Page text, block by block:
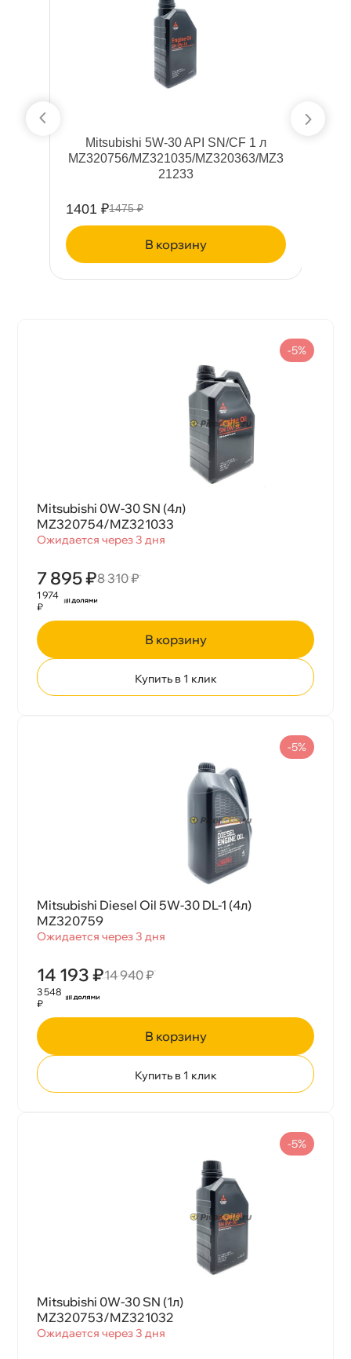
MZ3
Mitsubishi 5W-30 API SN/CF 4 л
MZ320757/MZ321036/MZ320864/
корзину
Mitsubishi 0W-30 SN (4л)
MZ320754/MZ321033
Ожидается через 3 дня
7 895 ₽8 310 ₽
-5%
1 974
₽
корзину
Купить в 1 клик
Mitsubishi Diesel Oil 5W-30 DL-1 (4л)
MZ320759
Ожидается через 3 дня
14 193 ₽14 940 ₽
-5%
3 548
₽
корзину
Купить в 1 клик
Mitsubishi 0W-30 SN (1л)
MZ320753/MZ321032
Ожидается через 3 дня
-5%